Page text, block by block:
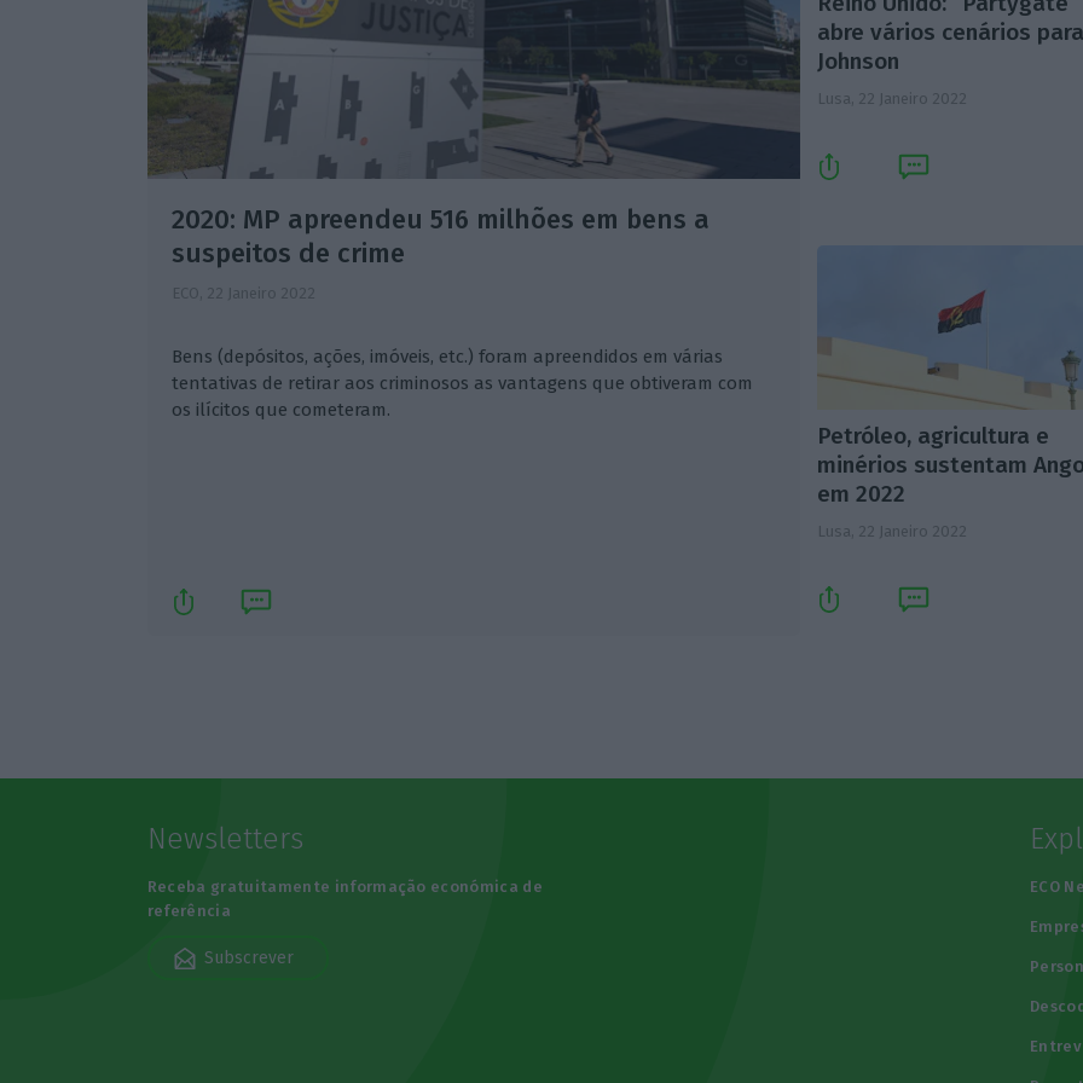
2020: MP apreendeu 516 milhões em bens a
suspeitos de crime
ECO, 22 Janeiro 2022
Bens (depósitos, ações, imóveis, etc.) foram apreendidos em várias
tentativas de retirar aos criminosos as vantagens que obtiveram com
os ilícitos que cometeram.
abre vários cenários
Johnson
Lusa, 22 Janeiro 2022
Petróleo, agricultura e
minérios sustentam
em 2022
Lusa, 22 Janeiro 2022
Newsletters
Receba gratuitamente informação económica de
referência
Subscrever
ECO